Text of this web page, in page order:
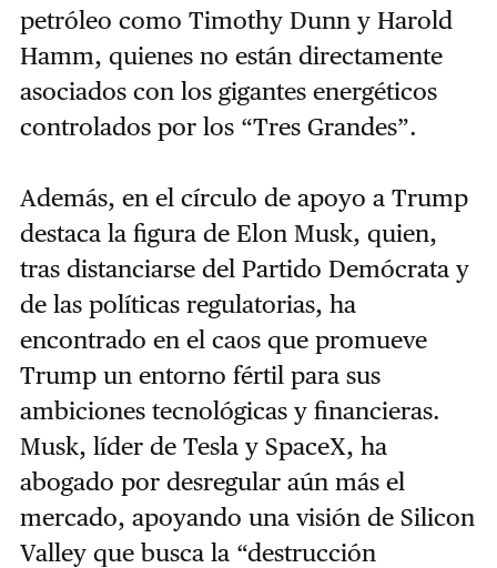
petróleo como Timothy Dunn y Harold
Hamm, quienes no están directamente
asociados con los gigantes energéticos
controlados por los “Tres Grandes”.
Además, en el círculo de apoyo a Trump
destaca la figura de Elon Musk, quien,
tras distanciarse del Partido Demócrata y
de las políticas regulatorias, ha
encontrado en el caos que promueve
Trump un entorno fértil para sus
ambiciones tecnológicas y financieras.
Musk, líder de Tesla y SpaceX, ha
abogado por desregular aún más el
mercado, apoyando una visión de Silicon
Valley que busca la “destrucción